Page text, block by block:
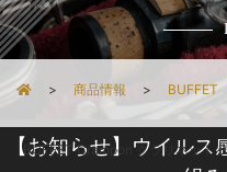
商品情報 BUFFET
BUFFET Crampon クラリネット
【お知らせ】ウイル